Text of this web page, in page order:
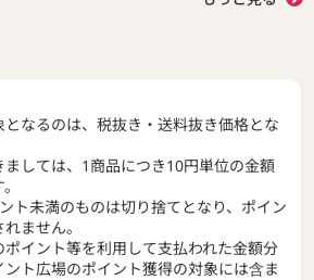
なるのは、税抜き・送料抜き価格とな
しては、1商品につき10円単位の金額
ト未満のものは切り捨てとなり、ポイン
ません。
イント等を利用して支払われた金額分
ト広場のポイント獲得の対象には含ま